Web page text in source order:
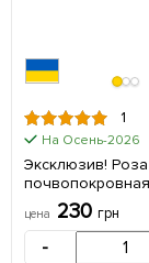
1
На Осень-2026
Эксклюзив! Роза
почвопокровная
"Миллениум"
(саженец класса
упаковке
цена 230 грн
-